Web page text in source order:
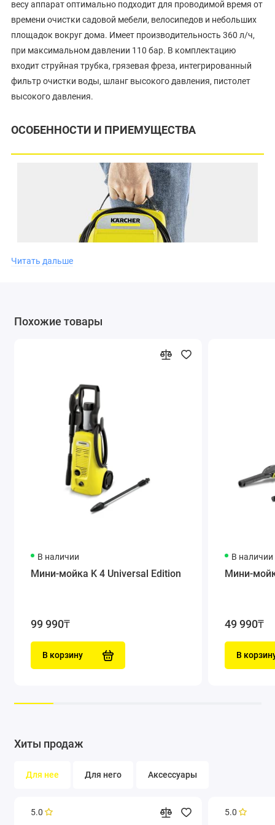
весу аппарат оптимально подходит для проводимой время от
времени очистки садовой мебели, велосипедов и небольших
площадок вокруг дома. Имеет производительность 360 л/ч,
при максимальном давлении 110 бар. В комплектацию
входит струйная трубка, грязевая фреза, интегрированный
фильтр очистки воды, шланг высокого давления, пистолет
высокого давления.
ОСОБЕННОСТИ И ПРИЕМУЩЕСТВА
Удобное положение в руке
Аппарат легко транспортируется. Когда ручка для
переноски не требуется, она просто утапливается в корпус.
Читать дальше
Похожие товары
В наличии
Мини-мойка K 4 Universal Edition
99 990₸
В корзину
В наличии
Мини-
49 990₸
В
Хиты продаж
Для нее Для него Аксессуары
5.0 5.0